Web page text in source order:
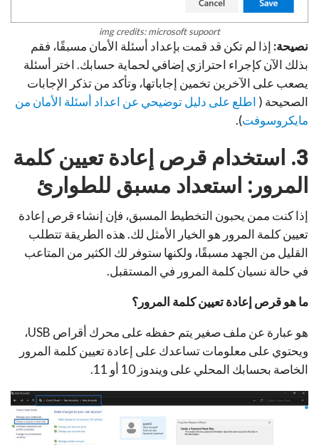
img credits: microsoft supoort
نصيحة: إذا لم تكن قد قمت بإعداد أسئلة الأمان مسبقًا، فقم
بذلك الآن كإجراء احترازي إضافي لحماية حسابك. اختر أسئلة
يصعب على الآخرين تخمين إجاباتها، وتأكد من تذكر الإجابات
الصحيحة ( اطلع على دليل توضيحي عن اعداد أسئلة الأمان من
مايكروسوفت).
3. استخدام قرص إعادة تعيين كلمة
المرور: استعداد مسبق للطوارئ
إذا كنت ممن يحبون التخطيط المسبق، فإن إنشاء قرص إعادة
تعيين كلمة المرور هو الخيار الأمثل لك. هذه الطريقة تتطلب
القليل من الجهد مسبقًا، ولكنها ستوفر لك الكثير من المتاعب
في حالة نسيان كلمة المرور في المستقبل.
ما هو قرص إعادة تعيين كلمة المرور؟
هو عبارة عن ملف صغير يتم حفظه على محرك أقراص USB،
ويحتوي على معلومات تساعدك على إعادة تعيين كلمة المرور
الخاصة بحسابك المحلي على ويندوز 10 أو 11.